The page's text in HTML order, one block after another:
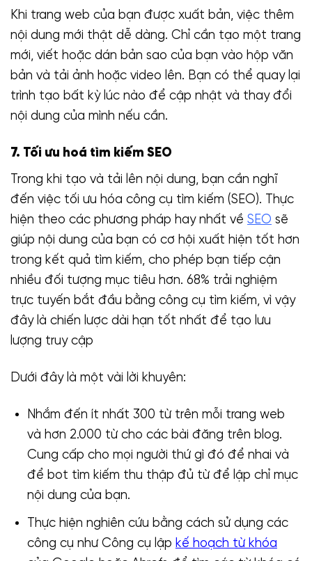
Khi trang web của bạn được xuất bản, việc thêm
nội dung mới thật dễ dàng. Chỉ cần tạo một trang
mới, viết hoặc dán bản sao của bạn vào hộp văn
bản và tải ảnh hoặc video lên. Bạn có thể quay lại
trình tạo bất kỳ lúc nào để cập nhật và thay đổi
nội dung của mình nếu cần.
7. Tối ưu hoá tìm kiếm SEO
Trong khi tạo và tải lên nội dung, bạn cần nghĩ
đến việc tối ưu hóa công cụ tìm kiếm (SEO). Thực
hiện theo các phương pháp hay nhất về SEO sẽ
giúp nội dung của bạn có cơ hội xuất hiện tốt hơn
trong kết quả tìm kiếm, cho phép bạn tiếp cận
nhiều đối tượng mục tiêu hơn. 68% trải nghiệm
trực tuyến bắt đầu bằng công cụ tìm kiếm, vì vậy
đây là chiến lược dài hạn tốt nhất để tạo lưu
lượng truy cập
Dưới đây là một vài lời khuyên:
Nhắm đến ít nhất 300 từ trên mỗi trang web
và hơn 2.000 từ cho các bài đăng trên blog.
Cung cấp cho mọi người thứ gì đó để nhai và
để bot tìm kiếm thu thập đủ từ để lập chỉ mục
nội dung của bạn.
Thực hiện nghiên cứu bằng cách sử dụng các
công cụ như Công cụ lập kế hoạch từ khóa